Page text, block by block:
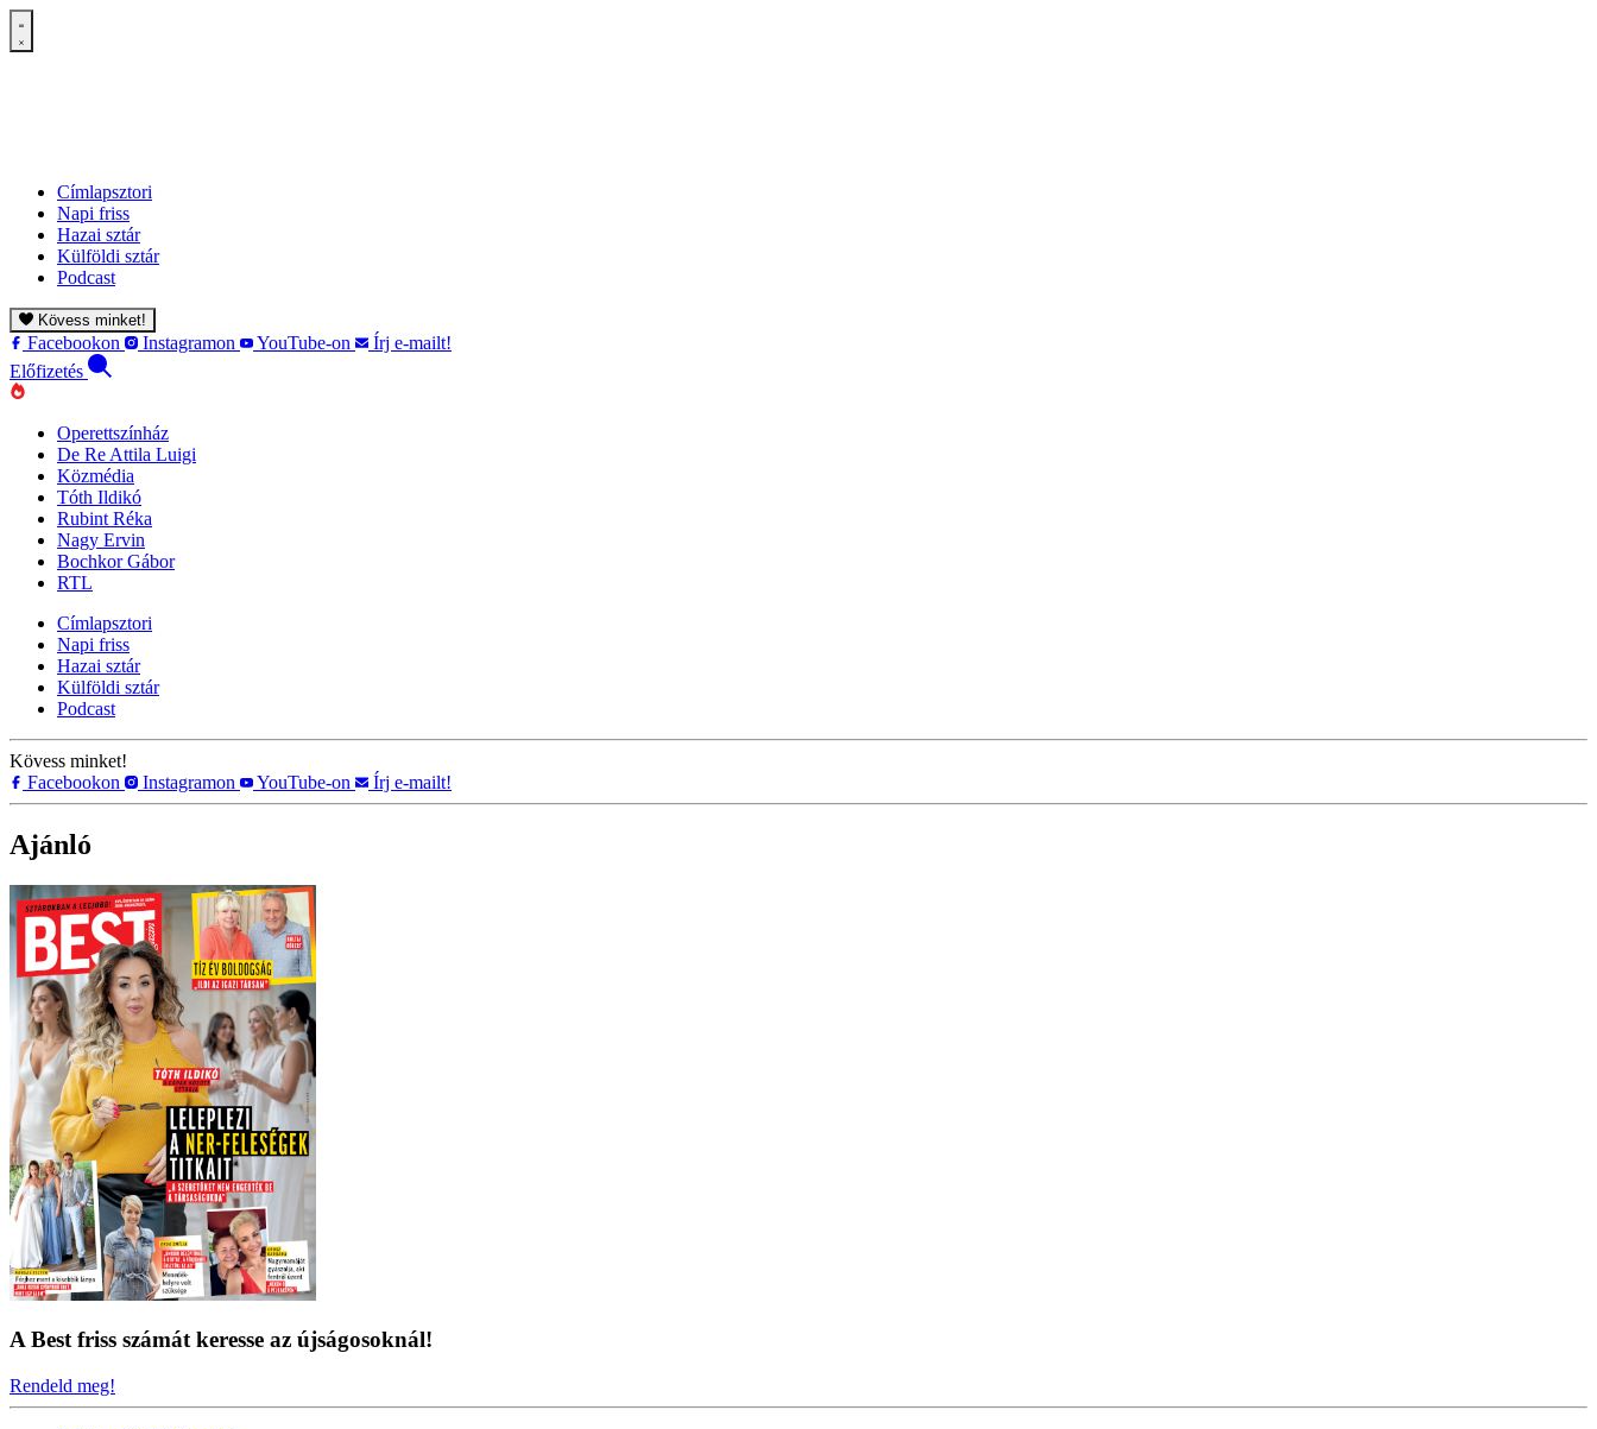
Címlapsztori
Napi friss
Hazai sztár
Külföldi sztár
Podcast
Kövess minket!
Facebookon Instagramon YouTube-on
Írj e-mailt!
Előfizetés
Operettszínház
De Re Attila Luigi
Közmédia
Tóth Ildikó
Rubint Réka
Nagy Ervin
Bochkor Gábor
RTL
Címlapsztori
Napi friss
Hazai sztár
Külföldi sztár
Podcast
Kövess minket!
Facebookon
Instagramon YouTube-on Írj e-mailt!
Ajánló
A Best friss számát keresse az újságosoknál!
Rendeld meg!